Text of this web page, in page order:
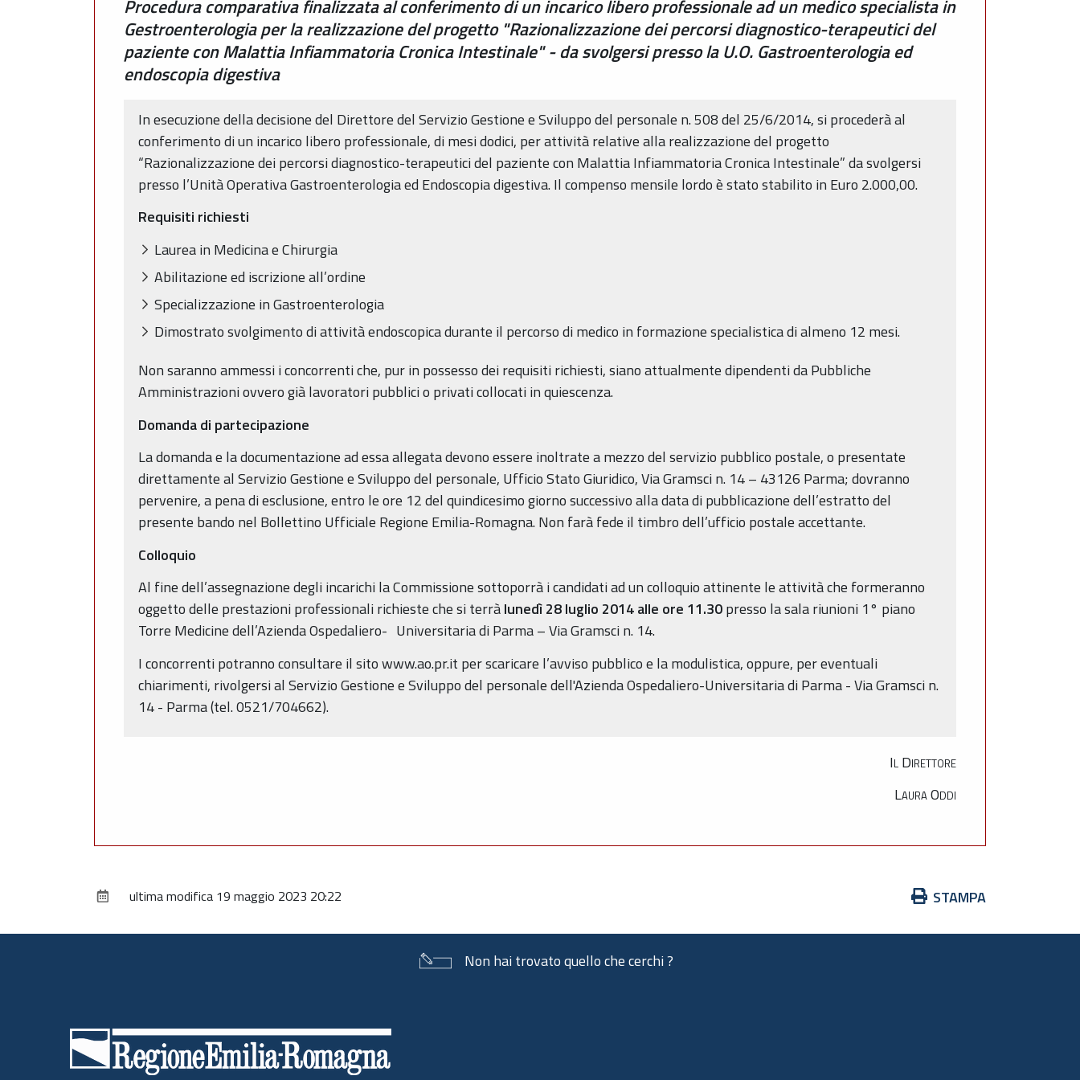
Procedura comparativa finalizzata al conferimento di un incarico libero professionale ad un medico specialista in
Gestroenterologia per la realizzazione del progetto "Razionalizzazione dei percorsi diagnostico-terapeutici del
paziente con Malattia Infiammatoria Cronica Intestinale" - da svolgersi presso la U.O. Gastroenterologia ed
endoscopia digestiva
In esecuzione della decisione del Direttore del Servizio Gestione e Sviluppo del personale n. 508 del 25/6/2014, si procederà al
conferimento di un incarico libero professionale, di mesi dodici, per attività relative alla realizzazione del progetto
“Razionalizzazione dei percorsi diagnostico-terapeutici del paziente con Malattia Infiammatoria Cronica Intestinale” da svolgersi
presso l’Unità Operativa Gastroenterologia ed Endoscopia digestiva. Il compenso mensile lordo è stato stabilito in Euro 2.000,00.
Requisiti richiesti
Laurea in Medicina e Chirurgia
Abilitazione ed iscrizione all’ordine
Specializzazione in Gastroenterologia
Dimostrato svolgimento di attività endoscopica durante il percorso di medico in formazione specialistica di almeno 12 mesi.
Non saranno ammessi i concorrenti che, pur in possesso dei requisiti richiesti, siano attualmente dipendenti da Pubbliche
Amministrazioni ovvero già lavoratori pubblici o privati collocati in quiescenza.
Domanda di partecipazione
La domanda e la documentazione ad essa allegata devono essere inoltrate a mezzo del servizio pubblico postale, o presentate
direttamente al Servizio Gestione e Sviluppo del personale, Ufficio Stato Giuridico, Via Gramsci n. 14 – 43126 Parma; dovranno
pervenire, a pena di esclusione, entro le ore 12 del quindicesimo giorno successivo alla data di pubblicazione dell’estratto del
presente bando nel Bollettino Ufficiale Regione Emilia-Romagna. Non farà fede il timbro dell’ufficio postale accettante.
Colloquio
Al fine dell’assegnazione degli incarichi la Commissione sottoporrà i candidati ad un colloquio attinente le attività che formeranno
oggetto delle prestazioni professionali richieste che si terràlunedì 28 luglio 2014 alle ore 11.30presso la sala riunioni 1° piano
Torre Medicine dell’Azienda Ospedaliero- Universitaria di Parma – Via Gramsci n. 14.
I concorrenti potranno consultare il sito www.ao.pr.it per scaricare l’avviso pubblico e la modulistica, oppure, per eventuali
chiarimenti, rivolgersi al Servizio Gestione e Sviluppo del personale dell'Azienda Ospedaliero-Universitaria di Parma - Via Gramsci n.
14 - Parma (tel. 0521/704662).
Il Direttore
Laura Oddi
Azioni
documento
STAMPA
ultima modifica 19 maggio 2023 20:22
Non hai trovato quello che cerchi ?